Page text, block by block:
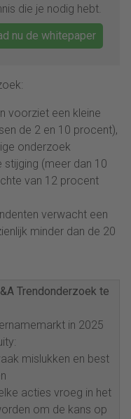
die je nodig hebt.
nu de whitepaper
voorziet een kleine
de 2 en 10 procent),
onderzoek
(meer dan 10
van 12 procent
verwacht een
minder dan de 20
Trendonderzoek te
in 2025
mislukken en best
acties vroeg in het
om de kans op